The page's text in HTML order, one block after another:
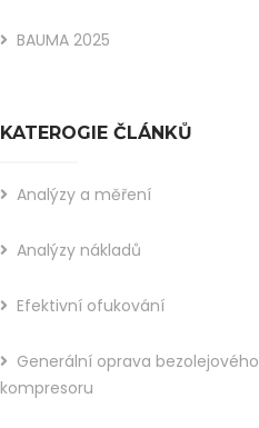
BAUMA 2025
KATEROGIE ČLÁNKŮ
Analýzy a měření
Analýzy nákladů
Efektivní ofukování
Generální oprava bezolejového
kompresoru